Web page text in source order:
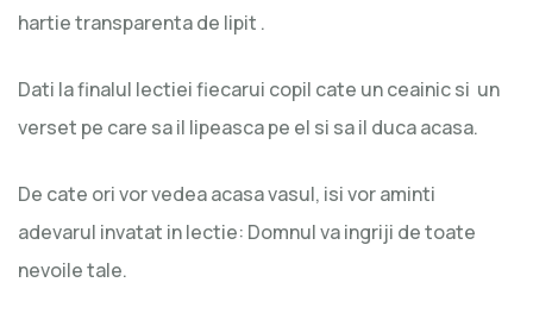
hartie transparenta de lipit .
Dati la finalul lectiei fiecarui copil cate un ceainic si un
verset pe care sa il lipeasca pe el si sa il duca acasa.
De cate ori vor vedea acasa vasul, isi vor aminti
adevarul invatat in lectie: Domnul va ingriji de toate
nevoile tale.